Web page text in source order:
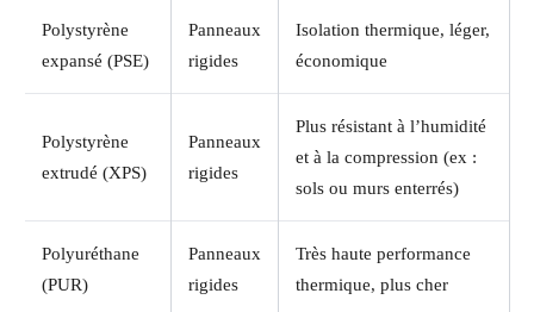
Polystyrène
expansé (PSE)
Panneaux
rigides
Isolation thermique, léger,
économique
Polystyrène
extrudé (XPS)
Panneaux
rigides
Plus résistant à l’humidité
et à la compression (ex :
sols ou murs enterrés)
Polyuréthane
(PUR)
Panneaux
rigides
Très haute performance
thermique, plus cher